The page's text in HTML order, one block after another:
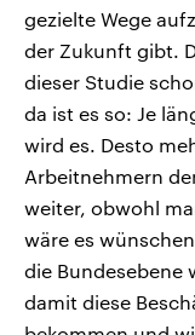
gezielte Wege
der Zukunft gibt.
dieser Studie
da ist es so: Je
wird es. Desto
Arbeitnehmern
weiter, obwohl
wäre es
die Bundesebene
damit diese